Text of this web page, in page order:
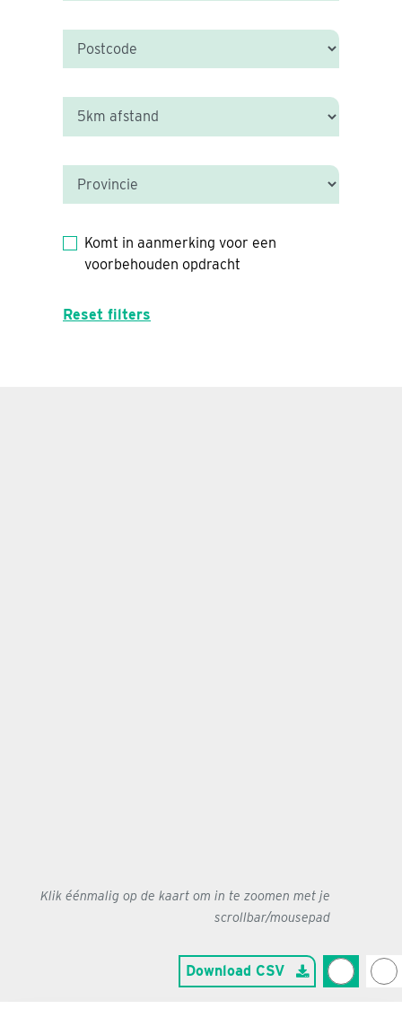
Komt in aanmerking voor een
voorbehouden opdracht
Reset filters
Klik éénmalig op de kaart om in te zoomen met je
scrollbar/mousepad
Download CSV